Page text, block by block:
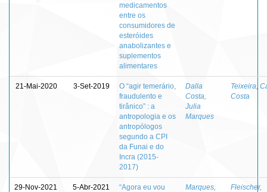
medicamentos
entre os
consumidores de
esteróides
anabolizantes e
suplementos
alimentares
21-Mai-2020 3-Set-2019
O “agir temerário,
fraudulento e
tirânico” : a
antropologia e os
antropólogos
segundo a CPI
da Funai e do
Incra (2015-
2017)
Dalla
Costa,
Julia
Marques
Teixeira,
Costa
29-Nov-2021 5-Abr-2021
“Agora eu vou
Marques,
Fleischer,